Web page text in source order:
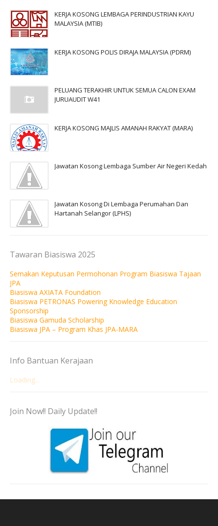
KERJA KOSONG LEMBAGA PERINDUSTRIAN KAYU
MALAYSIA (MTIB)
KERJA KOSONG POLIS DIRAJA MALAYSIA (PDRM)
PELUANG TERAKHIR UNTUK SEMUA CALON EXAM
JURUAUDIT W41
KERJA KOSONG MAJLIS AMANAH RAKYAT (MARA)
Jawatan Kosong Lembaga Sumber Air Negeri Kedah
Jawatan Kosong Di Lembaga Perumahan Dan
Hartanah Selangor (LPHS)
Tawaran Biasiswa 2025
Semakan Keputusan Permohonan Program Biasiswa Tajaan
JPA
Biasiswa AXIATA Foundation
Biasiswa PETRONAS Powering Knowledge Education
Sponsorship
Biasiswa Gamuda Scholarship
Biasiswa JPA – Program Khas JPA-MARA
Info Bantuan Kerajaan
Loading...
Join Now!! Daily Update!!